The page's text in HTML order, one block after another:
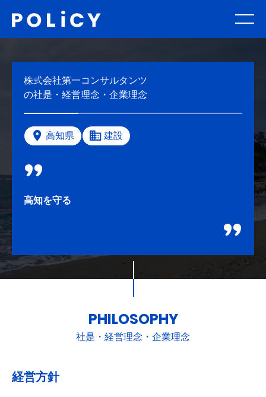
株式会社第一コンサルタンツ
の社是・経営理念・企業理念
高知県 建設
高知を守る
PHILOSOPHY
社是・経営理念・企業理念
経営方針